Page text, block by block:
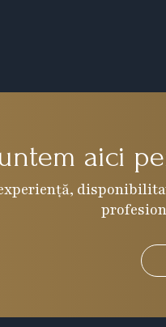
aici